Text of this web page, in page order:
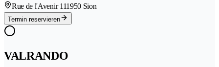
Rue de l'Avenir 111950 Sion
Termin reservieren
VALRANDO